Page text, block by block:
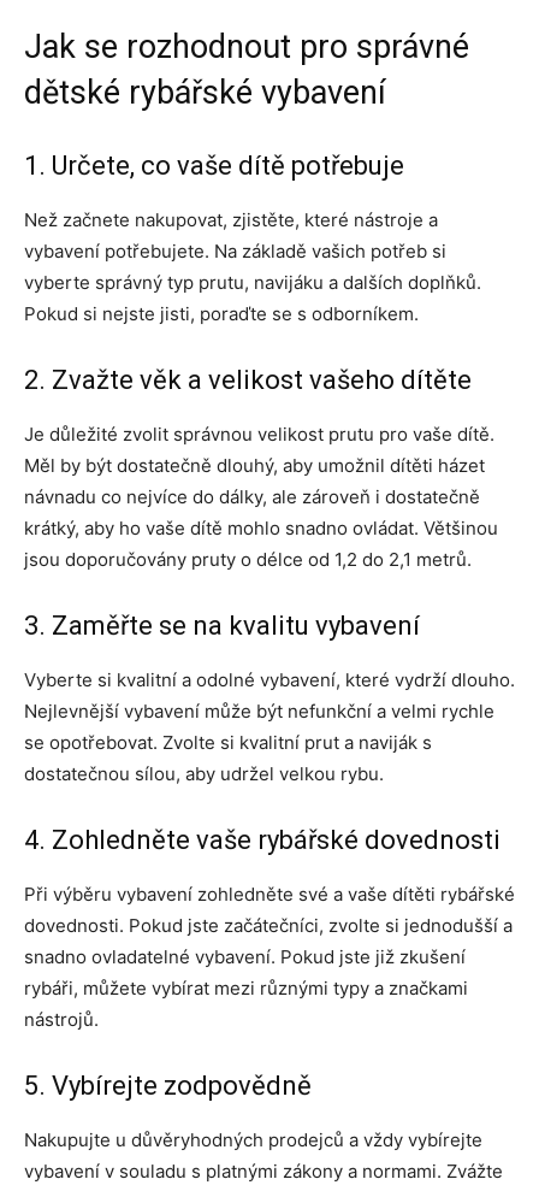
Jak se rozhodnout pro správné
dětské rybářské vybavení
1. Určete, co vaše dítě potřebuje
Než začnete nakupovat, zjistěte, které nástroje a
vybavení potřebujete. Na základě vašich potřeb si
vyberte správný typ prutu, navijáku a dalších doplňků.
Pokud si nejste jisti, poraďte se s odborníkem.
2. Zvažte věk a velikost vašeho dítěte
Je důležité zvolit správnou velikost prutu pro vaše dítě.
Měl by být dostatečně dlouhý, aby umožnil dítěti házet
návnadu co nejvíce do dálky, ale zároveň i dostatečně
krátký, aby ho vaše dítě mohlo snadno ovládat. Většinou
jsou doporučovány pruty o délce od 1,2 do 2,1 metrů.
3. Zaměřte se na kvalitu vybavení
Vyberte si kvalitní a odolné vybavení, které vydrží dlouho.
Nejlevnější vybavení může být nefunkční a velmi rychle
se opotřebovat. Zvolte si kvalitní prut a naviják s
dostatečnou sílou, aby udržel velkou rybu.
4. Zohledněte vaše rybářské dovednosti
Při výběru vybavení zohledněte své a vaše dítěti rybářské
dovednosti. Pokud jste začátečníci, zvolte si jednodušší a
snadno ovladatelné vybavení. Pokud jste již zkušení
rybáři, můžete vybírat mezi různými typy a značkami
nástrojů.
5. Vybírejte zodpovědně
Nakupujte u důvěryhodných prodejců a vždy vybírejte
vybavení v souladu s platnými zákony a normami. Zvážte